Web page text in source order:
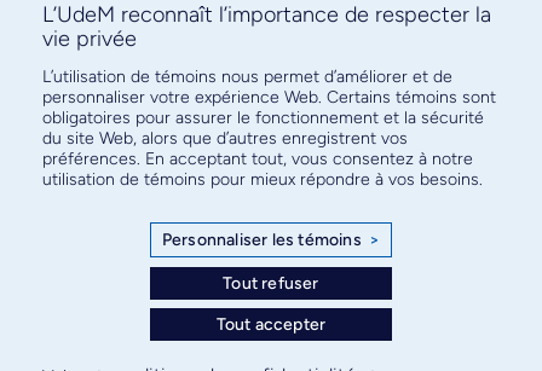
Abonnez-vous à notre infolettre
pour connaître l’actualité facultaire
L’UdeM reconnaît l’importance de respecter la
vie privée
L’utilisation de témoins nous permet d’améliorer et de
personnaliser votre expérience Web. Certains témoins sont
obligatoires pour assurer le fonctionnement et la sécurité
du site Web, alors que d’autres enregistrent vos
préférences. En acceptant tout, vous consentez à notre
utilisation de témoins pour mieux répondre à vos besoins.
Personnaliser les témoins >
Tout refuser
Tout accepter